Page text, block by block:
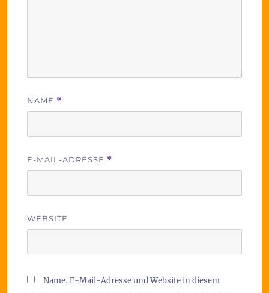
NAME *
E-MAIL-ADRESSE *
WEBSITE
Name, E-Mail-Adresse und Website in diesem